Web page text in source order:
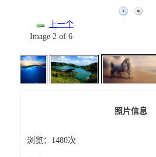
上一个
Image 2 of 6
照片信息
浏览：1480次